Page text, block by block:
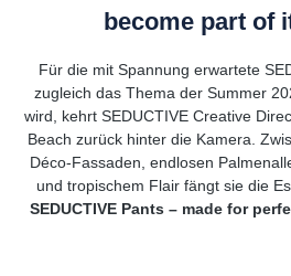
become part of
Für die mit Spannung erwartete
zugleich das Thema der Summer
wird, kehrt SEDUCTIVE Creative
Beach zurück hinter die Kamera.
Déco-Fassaden, endlosen
und tropischem Flair fängt sie die
SEDUCTIVE Pants – made for